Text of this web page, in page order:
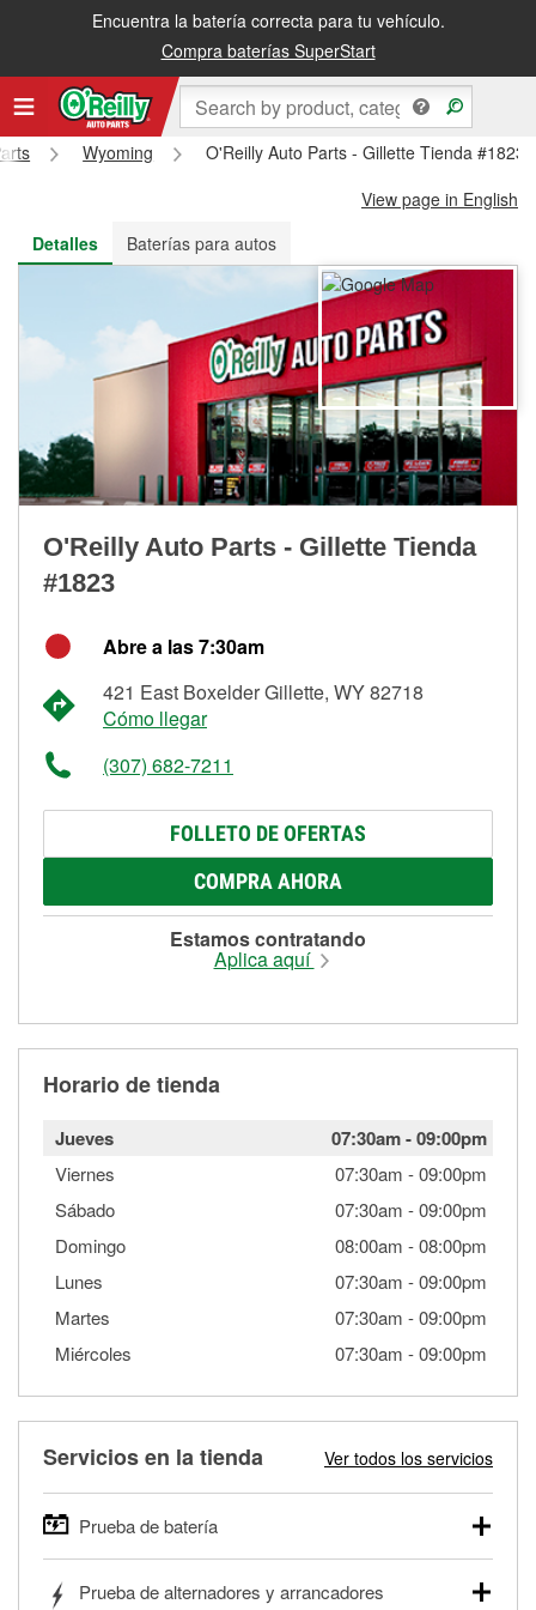
Encuentra la batería correcta para tu vehículo.
Compra baterías SuperStart
Recibe tu orden gratis al día siguiente o recógela en la tienda
Wyoming
O'Reilly Auto Parts - Gillette Tienda #1823
View page in English
Detalles
Baterías para autos
O'Reilly Auto Parts - Gillette Tienda
#1823
Abre a las 7:30am
421 East Boxelder Gillette, WY 82718
Cómo llegar
(307) 682-7211
FOLLETO DE OFERTAS
COMPRA AHORA
Estamos contratando
Aplica aquí
Horario de tienda
Jueves 07:30am-09:00pm
Viernes 07:30am -09:00pm
Sábado
07:30am -09:00pm
Domingo
08:00am -08:00pm
Lunes
07:30am -09:00pm
Martes
07:30am -09:00pm
Miércoles
07:30am -09:00pm
Servicios en la tienda Ver todos los servicios
Prueba de batería
autos, camionetas, SUVs, vehículos comerciales y
Prueba de alternadores y arrancadores